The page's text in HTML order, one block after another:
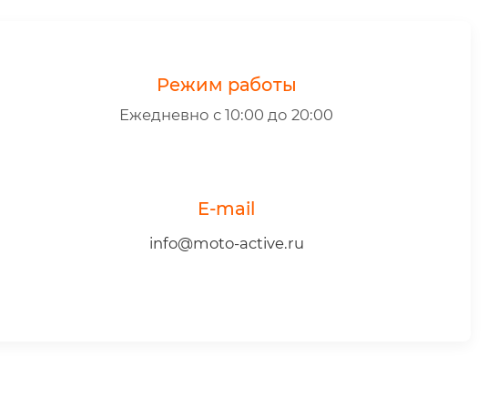
Режим работы
Ежедневно с 10:00 до 20:00
E-mail
info@moto-active.ru